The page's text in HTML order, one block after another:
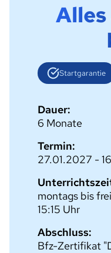
Startgarantie
Dauer:
6 Monate
Termin:
27.01.2027 -
montags bis
15:15 Uhr
Abschluss:
Bfz-Zertifikat